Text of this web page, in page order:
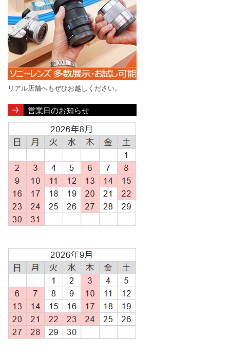
リアル店舗へもぜひお越しください。
営業日のお知らせ